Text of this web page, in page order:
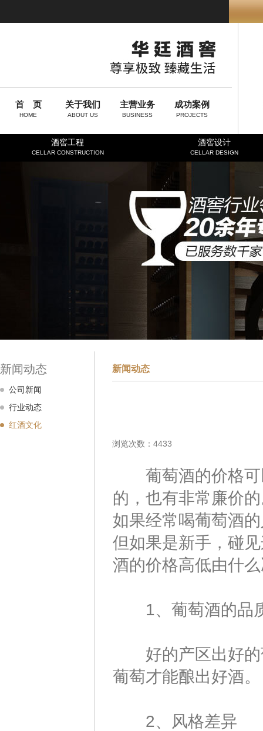
首 页
HOME
关于我们
ABOUT US
主营业务
BUSINESS
成功案例
PROJECTS
酒窖工程
CELLAR CONSTRUCTION
酒窖设计
CELLAR DESIGN
新闻动态
公司新闻
行业动态
红酒文化
新闻动态
浏览次数：4433
葡萄酒的价格可
的，也有非常廉价
如果经常喝葡萄酒
但如果是新手，碰
酒的价格高低由什
1、葡萄酒的品
好的产区出好的
葡萄才能酿出好酒。
2、风格差异